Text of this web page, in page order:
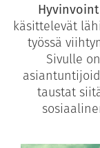
käsittelevät
työssä
Sivulle
taustat